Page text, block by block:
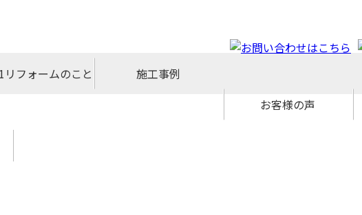
リフォームのこと 施工事例
お客様の声